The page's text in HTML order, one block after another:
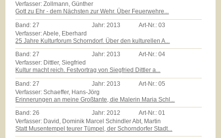
Verfasser: Zollmann, Günther
Gott zu Ehr - dem Nächsten zur Wehr. Über Feuerwehre...
Band: 27 Jahr: 2013 Art-Nr.:03
Verfasser: Abele, Eberhard
25 Jahre Kulturforum Schorndorf. Über den kulturellen A...
Band:27 Jahr:2013 Art-Nr.:04
Verfasser: Dittler, Siegfried
Kultur macht reich. Festvortrag von Siegfried Dittler a...
Band: 27 Jahr: 2013 Art-Nr.:05
Verfasser: Schaeffer, Hans-Jörg
Erinnerungen an meine Großtante, die Malerin Maria Schl...
Band:26 Jahr:2012 Art-Nr.:01
Verfasser: David, Dominik Marcel Schindler Abt, Martin
Statt Musentempel teurer Tümpel, der Schorndorfer Stadt...